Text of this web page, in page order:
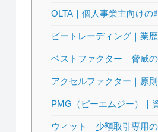
OLTA｜個人事業主向け
ビートレーディング｜業
ベストファクター｜脅威
アクセルファクター｜原
PMG（ピーエムジー）｜
ウィット｜少額取引専用